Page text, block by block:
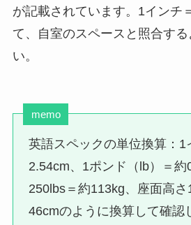
が記載されています。1インチ
て、自室のスペースと照合す
い。
memo
英語スペックの単位換算：1
2.54cm、1ポンド（lb）＝約
250lbs＝約113kg、座面高
46cmのように換算して確認